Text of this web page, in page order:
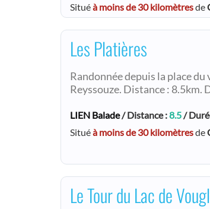
Situéà moins de 30 kilomètresde
Les Platières
Randonnée depuis la place
Reyssouze. Distance : 8.5km.
LIEN Balade/ Distance :8.5/
Situéà moins de 30 kilomètresde
Le Tour du Lac de